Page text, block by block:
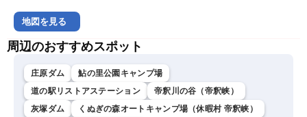
地図を見る
周辺のおすすめスポット
庄原ダム
鮎の里公園キャンプ場
道の駅リストアステーション
帝釈川の谷（帝釈峡）
灰塚ダム
くぬぎの森オートキャンプ場（休暇村 帝釈峡）